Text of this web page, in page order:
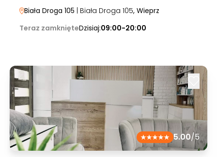
Biała Droga 105 | Biała Droga 105, Wieprz
Teraz zamknięteDzisiaj:09:00-20:00
5.00/5